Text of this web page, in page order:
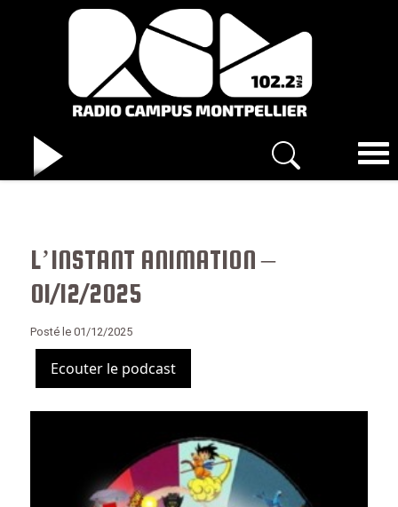
L’INSTANT ANIMATION –
01/12/2025
Posté le 01/12/2025
Ecouter le podcast